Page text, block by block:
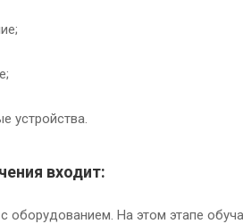
устройства.
входит:
оборудованием. На этом этапе